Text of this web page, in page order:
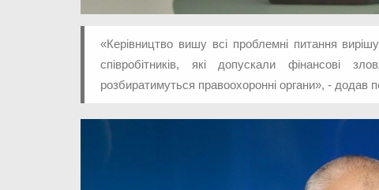
«Керівництво вишу всі проблемні питання
співробітників, які допускали фінансові
розбиратимуться правоохоронні органи», - додав